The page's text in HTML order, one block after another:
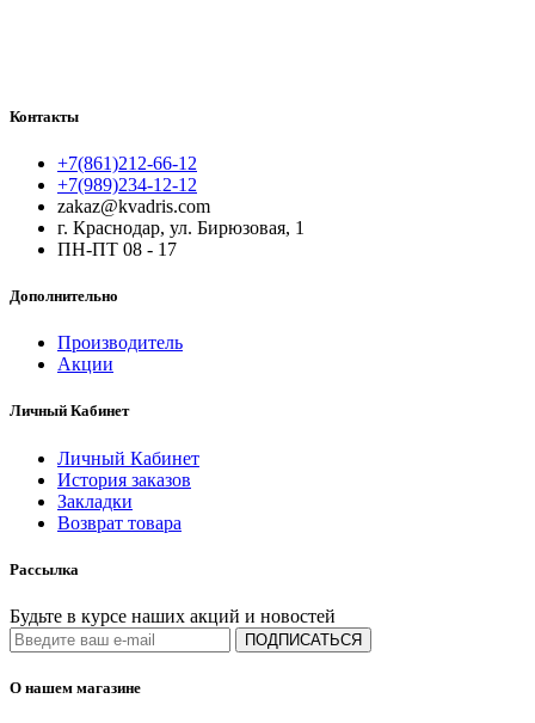
Контакты
+7(861)212-66-12
+7(989)234-12-12
zakaz@kvadris.com
г. Краснодар, ул. Бирюзовая, 1
ПН-ПТ 08 - 17
Дополнительно
Производитель
Акции
Личный Кабинет
Личный Кабинет
История заказов
Закладки
Возврат товара
Рассылка
Будьте в курсе наших акций и новостей
ПОДПИСАТЬСЯ
О нашем магазине